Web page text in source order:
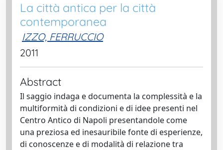
La città antica per la città
contemporanea
IZZO, FERRUCCIO
2011
Abstract
Il saggio indaga e documenta la complessità e la
multiformità di condizioni e di idee presenti nel
Centro Antico di Napoli presentandole come
una preziosa ed inesauribile fonte di esperienze,
di conoscenze e di modalità di relazione tra